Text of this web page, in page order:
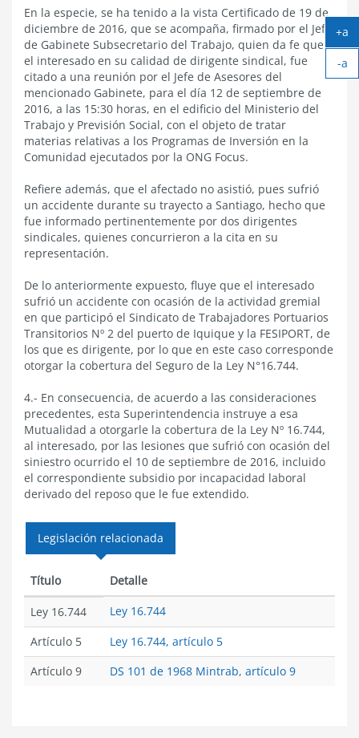
En la especie, se ha tenido a la vista Certificado de 19 de
diciembre de 2016, que se acompaña, firmado por el Jefe
de Gabinete Subsecretario del Trabajo, quien da fe que
el interesado en su calidad de dirigente sindical, fue
citado a una reunión por el Jefe de Asesores del
mencionado Gabinete, para el día 12 de septiembre de
2016, a las 15:30 horas, en el edificio del Ministerio del
Trabajo y Previsión Social, con el objeto de tratar
materias relativas a los Programas de Inversión en la
Comunidad ejecutados por la ONG Focus.
Refiere además, que el afectado no asistió, pues sufrió
un accidente durante su trayecto a Santiago, hecho que
fue informado pertinentemente por dos dirigentes
sindicales, quienes concurrieron a la cita en su
representación.
De lo anteriormente expuesto, fluye que el interesado
sufrió un accidente con ocasión de la actividad gremial
en que participó el Sindicato de Trabajadores Portuarios
Transitorios Nº 2 del puerto de Iquique y la FESIPORT, de
los que es dirigente, por lo que en este caso corresponde
otorgar la cobertura del Seguro de la Ley N°16.744.
4.- En consecuencia, de acuerdo a las consideraciones
precedentes, esta Superintendencia instruye a esa
Mutualidad a otorgarle la cobertura de la Ley Nº 16.744,
al interesado, por las lesiones que sufrió con ocasión del
siniestro ocurrido el 10 de septiembre de 2016, incluido
el correspondiente subsidio por incapacidad laboral
derivado del reposo que le fue extendido.
Legislación relacionada
Título Detalle
Ley 16.744
Ley 16.744
Artículo 5
Ley 16.744, artículo 5
Artículo 9
DS 101 de 1968 Mintrab, artículo 9
+a
-a